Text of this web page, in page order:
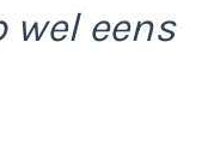
wel eens